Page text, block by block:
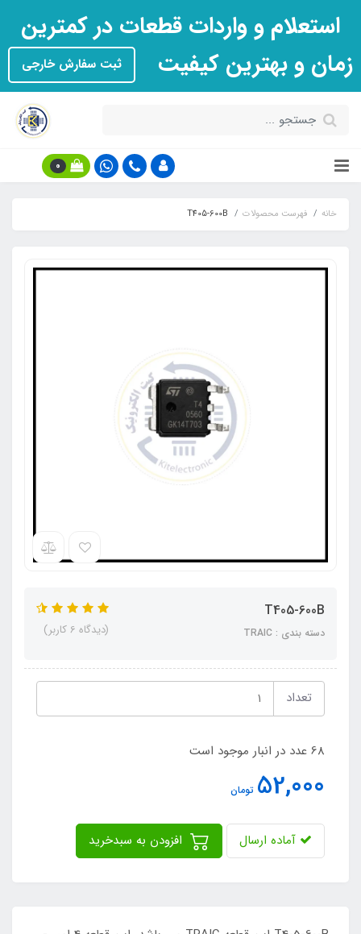
استعلام و واردات قطعات در کمترین
زمان و بهترین کیفیت
ثبت سفارش خارجی
0
خانه فهرست محصولات T405-600B
T405-600B
دسته بندی : TRAIC (دیدگاه 6 کاربر)
تعداد
68 عدد در انبار موجود است
52,000 تومان
آماده ارسال